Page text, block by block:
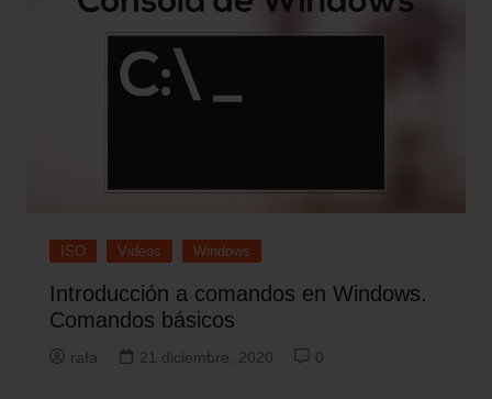
ISO Videos Windows
Introducción a comandos en Windows.
Comandos básicos
rafa 21 diciembre, 2020 0